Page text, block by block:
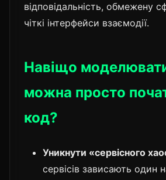
відповідальність, обмежену
чіткі інтерфейси взаємодії.
Навіщо
можна просто
код?
Уникнути «сервісного
сервісів зависають один